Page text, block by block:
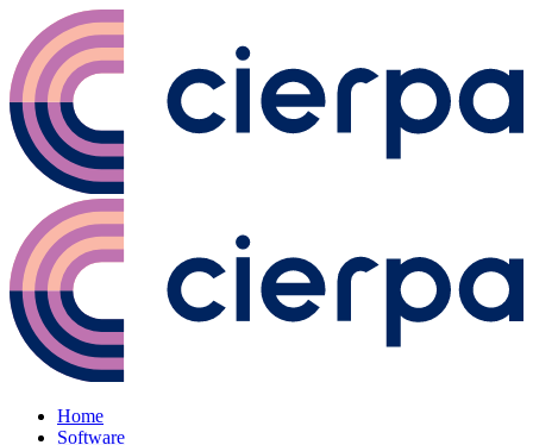
Home
Software